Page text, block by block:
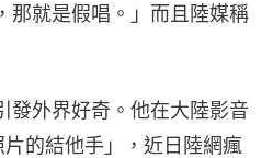
那就是假唱。」而且陸媒稱
發外界好奇。他在大陸影音
的結他手」，近日陸網瘋